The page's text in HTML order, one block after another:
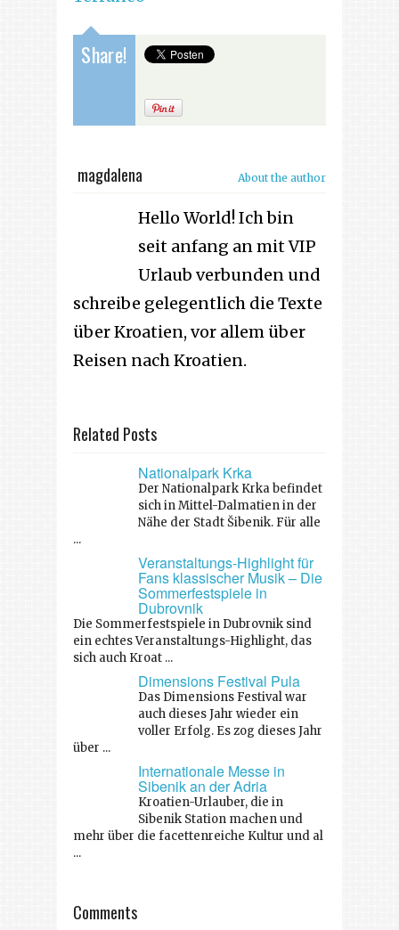
Share!
magdalena About the author
Hello World! Ich bin
seit anfang an mit VIP
Urlaub verbunden und
schreibe gelegentlich die Texte
über Kroatien, vor allem über
Reisen nach Kroatien.
Related Posts
Nationalpark Krka
Der Nationalpark Krka befindet
sich in Mittel-Dalmatien in der
Nähe der Stadt Šibenik. Für alle
...
Veranstaltungs-Highlight für
Fans klassischer Musik – Die
Sommerfestspiele in
Dubrovnik
Die Sommerfestspiele in Dubrovnik sind
ein echtes Veranstaltungs-Highlight, das
sich auch Kroat ...
Dimensions Festival Pula
Das Dimensions Festival war
auch dieses Jahr wieder ein
voller Erfolg. Es zog dieses Jahr
über ...
Internationale Messe in
Sibenik an der Adria
Kroatien-Urlauber, die in
Sibenik Station machen und
mehr über die facettenreiche Kultur und al
...
Comments